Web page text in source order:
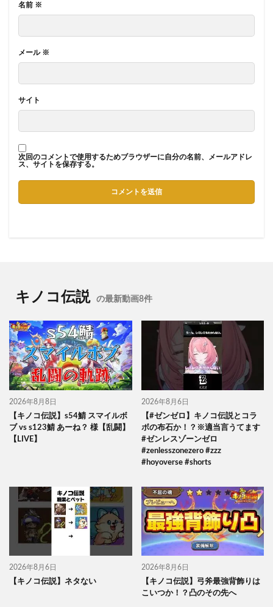
名前 ※
メール ※
サイト
次回のコメントで使用するためブラウザーに自分の名前、メールアドレ
ス、サイトを保存する。
キノコ伝説 の最新動画8件
2026年8月8日
【キノコ伝説】s54鯖 スマイルボ
ブ vs s123鯖 あーね？ 様【乱闘】
【LIVE】
2026年8月6日
【#ゼンゼロ】キノコ伝説とコラ
ボの布石か！？※適当言うてます
#ゼンレスゾーンゼロ
#zenlesszonezero #zzz
#hoyoverse #shorts
2026年8月6日
【キノコ伝説】ネタない
2026年8月6日
【キノコ伝説】弓斧最強背飾りは
こいつか！？凸のその先へ